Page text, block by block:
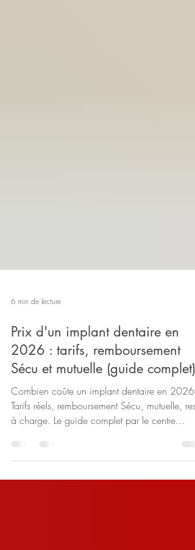
6 min de lecture
Prix d'un implant dentaire en
2026 : tarifs, remboursement
Sécu et mutuelle (guide complet)
Combien coûte un implant dentaire en 2026 ?
Tarifs réels, remboursement Sécu, mutuelle,
à charge. Le guide complet par le centre